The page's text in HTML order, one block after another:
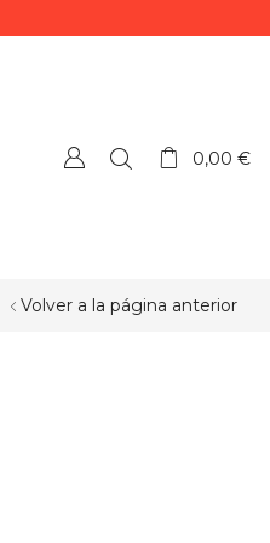
0,00€
Volver a la página anterior